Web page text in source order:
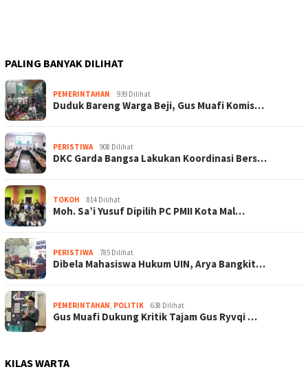
PALING BANYAK DILIHAT
PEMERINTAHAN 939 Dilihat
Duduk Bareng Warga Beji, Gus Muafi Komis…
PERISTIWA 908 Dilihat
DKC Garda Bangsa Lakukan Koordinasi Bers…
TOKOH 814 Dilihat
Moh. Sa’i Yusuf Dipilih PC PMII Kota Mal…
PERISTIWA 785 Dilihat
Dibela Mahasiswa Hukum UIN, Arya Bangkit…
PEMERINTAHAN, POLITIK 638 Dilihat
Gus Muafi Dukung Kritik Tajam Gus Ryvqi …
KILAS WARTA